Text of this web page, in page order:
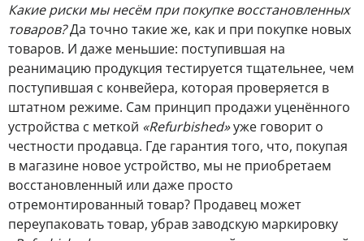
Какие риски мы несём при покупке восстановленных
товаров?Да точно такие же, как и при покупке новых
товаров. И даже меньшие: поступившая на
реанимацию продукция тестируется тщательнее, чем
поступившая с конвейера, которая проверяется в
штатном режиме. Сам принцип продажи уценённого
устройства с меткой «Refurbished»уже говорит о
честности продавца. Где гарантия того, что, покупая
в магазине новое устройство, мы не приобретаем
восстановленный или даже просто
отремонтированный товар? Продавец может
переупаковать товар, убрав заводскую маркировку